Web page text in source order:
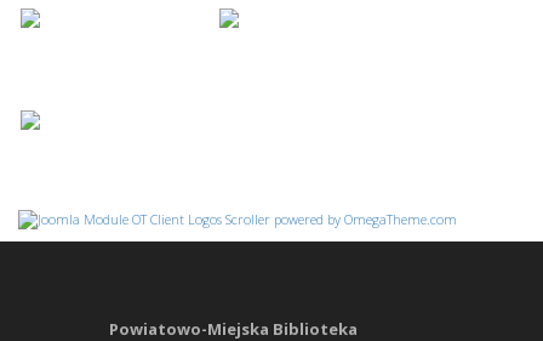
Powiatowo-Miejska Biblioteka